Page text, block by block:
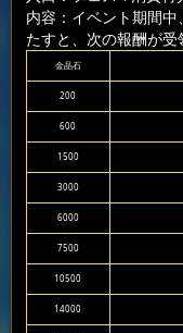
内容：イベント期間
たすと、次の報酬が受
金晶石
200
600
1500
3000
6000
7500
10500
14000